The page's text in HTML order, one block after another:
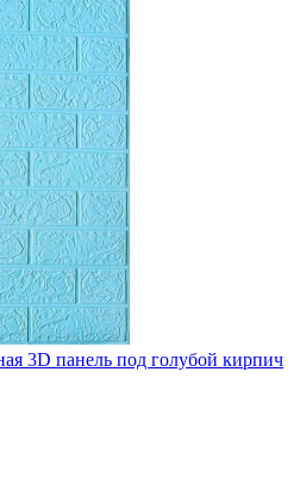
3D панель под голубой кирпич